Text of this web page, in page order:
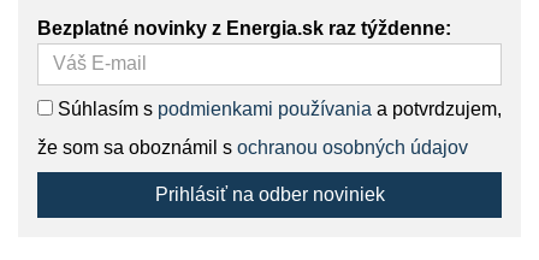
Bezplatné novinky z Energia.sk raz týždenne:
Súhlasím s podmienkami používania a potvrdzujem,
že som sa oboznámil s ochranou osobných údajov
Prihlásiť na odber noviniek